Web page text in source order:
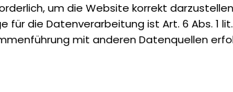
um die Website korrekt
für die Datenverarbeitung ist Art. 6 Abs. 1
mit anderen Datenquellen